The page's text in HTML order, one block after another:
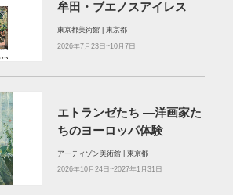
牟田・ブエノスアイレス
東京都美術館 | 東京都
2026年7月23日~10月7日
エトランゼたち —洋画家た
ちのヨーロッパ体験
アーティゾン美術館 | 東京都
2026年10月24日~2027年1月31日